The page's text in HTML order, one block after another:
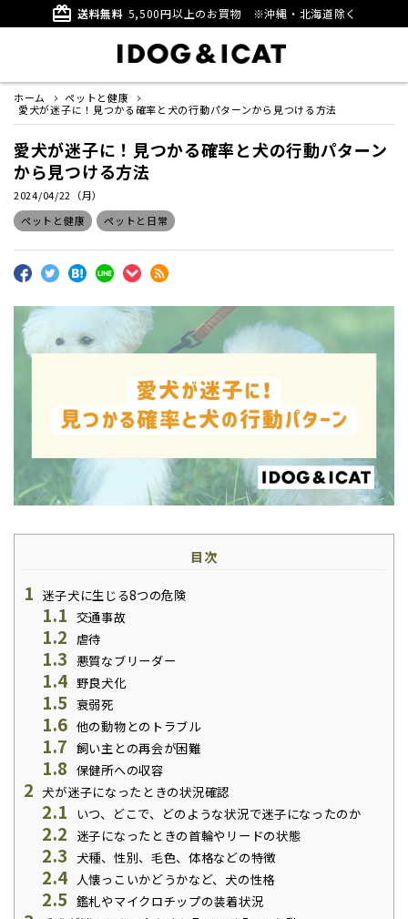
card_giftcard 送料無料 5,500円以上のお買物 ※沖縄・北海道除く
ホーム
ペットと健康
愛犬が迷子に！見つかる確率と犬の行動パターンから見つける方法
愛犬が迷子に！見つかる確率と犬の行動パターン
から見つける方法
2024/04/22（月）
ペットと健康
ペットと日常
目次
1 迷子犬に生じる8つの危険
1.1 交通事故
1.2 虐待
1.3 悪質なブリーダー
1.4 野良犬化
1.5 衰弱死
1.6 他の動物とのトラブル
1.7 飼い主との再会が困難
1.8 保健所への収容
2 犬が迷子になったときの状況確認
2.1 いつ、どこで、どのような状況で迷子になったのか
2.2 迷子になったときの首輪やリードの状態
2.3 犬種、性別、毛色、体格などの特徴
2.4 人懐っこいかどうかなど、犬の性格
2.5 鑑札やマイクロチップの装着状況